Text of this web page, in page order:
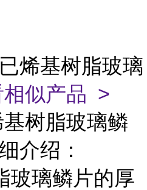
烯基树脂玻璃
相似产品 >
树脂玻璃鳞
介绍：
璃鳞片的厚